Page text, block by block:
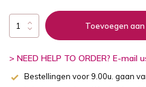
Toevoegen
> NEED HELP TO ORDER? E-mail
Bestellingen voor 9.00u. gaan